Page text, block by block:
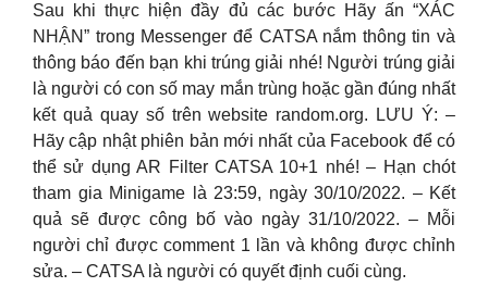
Sau khi thực hiện đầy đủ các bước Hãy ấn “XÁC
NHẬN” trong Messenger để CATSA nắm thông tin và
thông báo đến bạn khi trúng giải nhé! Người trúng giải
là người có con số may mắn trùng hoặc gần đúng nhất
kết quả quay số trên website random.org. LƯU Ý: –
Hãy cập nhật phiên bản mới nhất của Facebook để có
thể sử dụng AR Filter CATSA 10+1 nhé! – Hạn chót
tham gia Minigame là 23:59, ngày 30/10/2022. – Kết
quả sẽ được công bố vào ngày 31/10/2022. – Mỗi
người chỉ được comment 1 lần và không được chỉnh
sửa. – CATSA là người có quyết định cuối cùng.